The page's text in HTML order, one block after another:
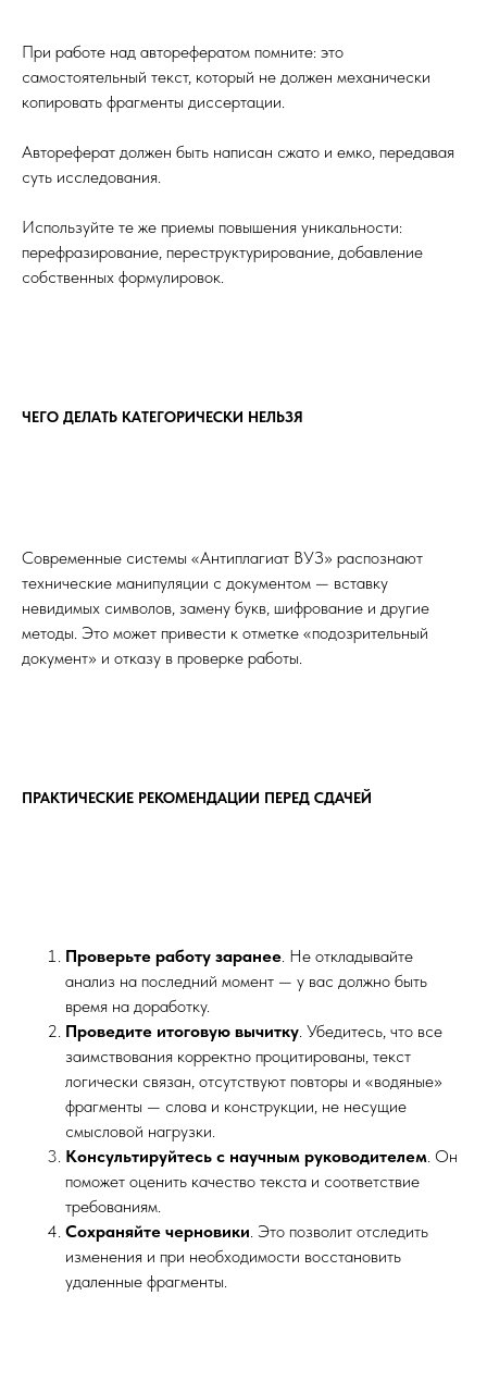
При работе над авторефератом помните: это
самостоятельный текст, который не должен механически
копировать фрагменты диссертации.
Автореферат должен быть написан сжато и емко, передавая
суть исследования.
Используйте те же приемы повышения уникальности:
перефразирование, переструктурирование, добавление
собственных формулировок.
ЧЕГО ДЕЛАТЬ КАТЕГОРИЧЕСКИ НЕЛЬЗЯ
Современные системы «Антиплагиат ВУЗ» распознают
технические манипуляции с документом — вставку
невидимых символов, замену букв, шифрование и другие
методы. Это может привести к отметке «подозрительный
документ» и отказу в проверке работы.
ПРАКТИЧЕСКИЕ РЕКОМЕНДАЦИИ ПЕРЕД СДАЧЕЙ
Проверьте работу заранее. Не откладывайте
анализ на последний момент — у вас должно быть
время на доработку.
Проведите итоговую вычитку. Убедитесь, что все
заимствования корректно процитированы, текст
логически связан, отсутствуют повторы и «водяные»
фрагменты — слова и конструкции, не несущие
смысловой нагрузки.
Консультируйтесь с научным руководителем. Он
поможет оценить качество текста и соответствие
требованиям.
Сохраняйте черновики. Это позволит отследить
изменения и при необходимости восстановить
удаленные фрагменты.